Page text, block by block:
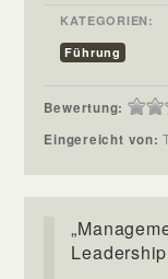
KATEGORIEN:
Führung
Bewertung:
Eingereicht von: